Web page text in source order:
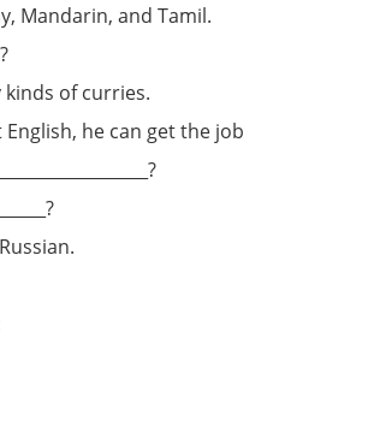
Mandarin, and Tamil.
kinds of curries.
he can get the job